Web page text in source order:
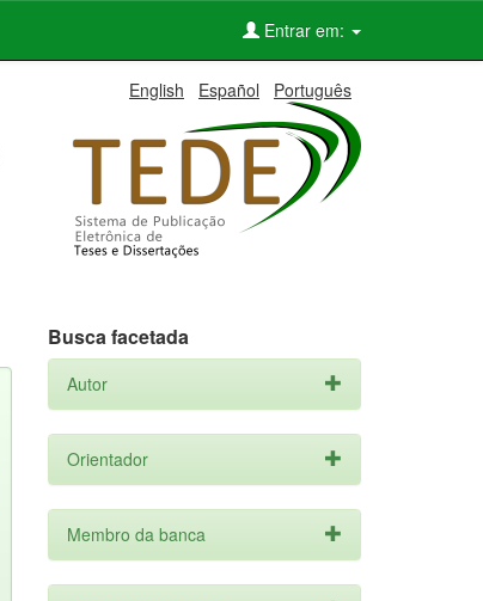
Entrar em:
English Español Português
Busca facetada
Autor
Orientador
Membro da banca